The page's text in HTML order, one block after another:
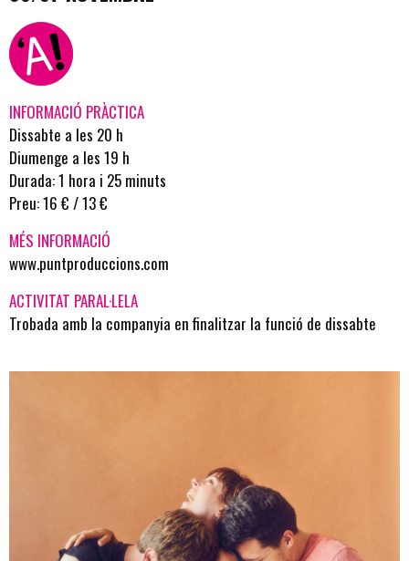
INFORMACIÓ PRÀCTICA
Dissabte a les 20 h
Diumenge a les 19 h
Durada: 1 hora i 25 minuts
Preu: 16 € / 13 €
MÉS INFORMACIÓ
www.puntproduccions.com
ACTIVITAT PARAL·LELA
Trobada amb la companyia en finalitzar la funció de dissabte